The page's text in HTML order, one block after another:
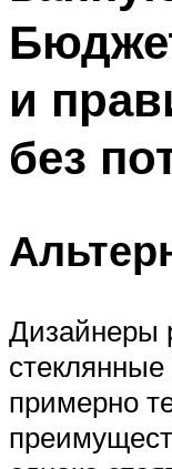
и
без
Дизайнеры
примерно